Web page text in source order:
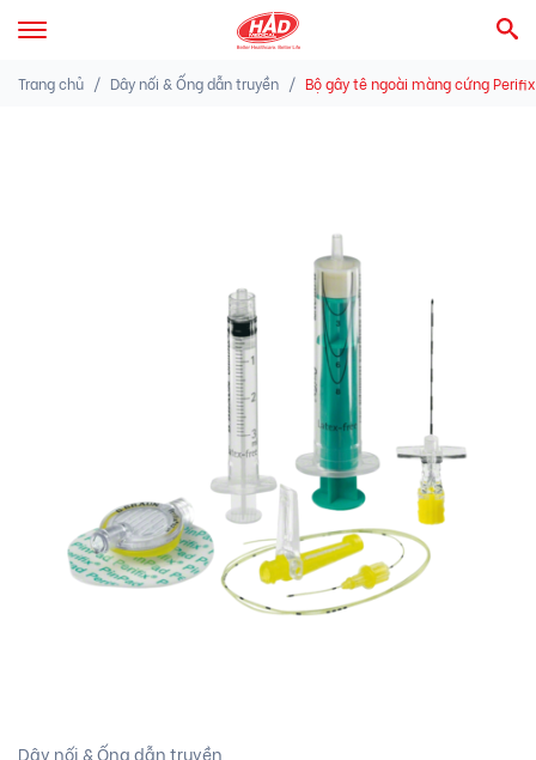
Trang chủ Dây nối & Ống dẫn truyền Bộ gây tê ngoài màng cứng
Dây nối & Ống dẫn truyền